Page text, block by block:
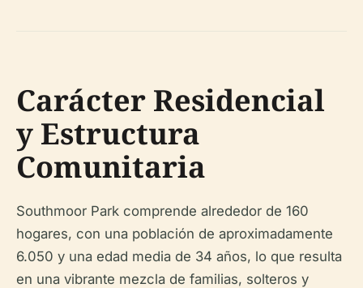
Carácter Residencial
y Estructura
Comunitaria
Southmoor Park comprende alrededor de 160
hogares, con una población de aproximadamente
6.050 y una edad media de 34 años, lo que resulta
en una vibrante mezcla de familias, solteros y